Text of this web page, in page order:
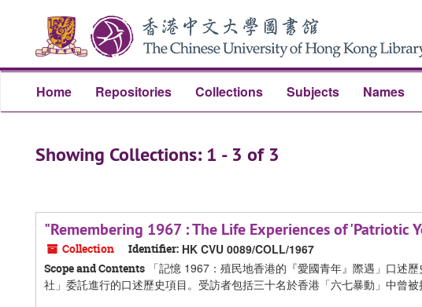
content
Home Repositories Collections Subjects Names
Showing Collections: 1 - 3 of 3
"Remembering 1967 : The Life Experiences of 'Patriotic
Collection Identifier: HK CVU 0089/COLL/1967
Scope and Contents 「記憶 1967：殖民地香港的『愛國青年』際遇」口述歷
社」委託進行的口述歷史項目。受訪者包括三十名於香港「六七暴動」中曾